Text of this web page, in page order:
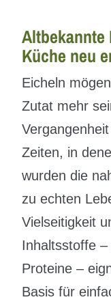
Altbekannte
Küche neu
Eicheln
Zutat mehr
Zeiten, in
wurden die
zu echten
Vielseitigkeit
Inhaltsstoffe
Proteine –
Basis für